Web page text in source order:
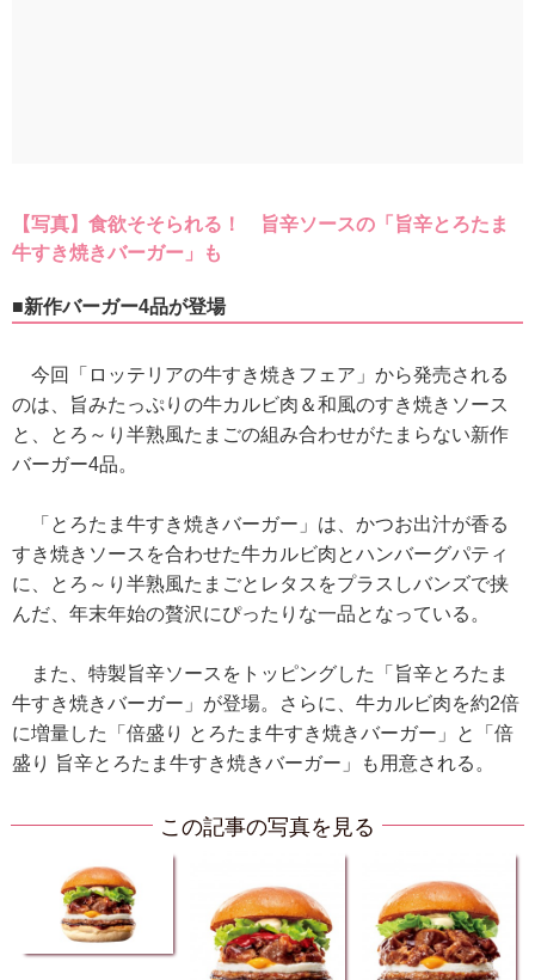
【写真】食欲そそられる！ 旨辛ソースの「旨辛とろたま
牛すき焼きバーガー」も
■新作バーガー4品が登場
今回「ロッテリアの牛すき焼きフェア」から発売される
のは、旨みたっぷりの牛カルビ肉＆和風のすき焼きソース
と、とろ～り半熟風たまごの組み合わせがたまらない新作
バーガー4品。
「とろたま牛すき焼きバーガー」は、かつお出汁が香る
すき焼きソースを合わせた牛カルビ肉とハンバーグパティ
に、とろ～り半熟風たまごとレタスをプラスしバンズで挟
んだ、年末年始の贅沢にぴったりな一品となっている。
また、特製旨辛ソースをトッピングした「旨辛とろたま
牛すき焼きバーガー」が登場。さらに、牛カルビ肉を約2倍
に増量した「倍盛り とろたま牛すき焼きバーガー」と「倍
盛り 旨辛とろたま牛すき焼きバーガー」も用意される。
この記事の写真を見る